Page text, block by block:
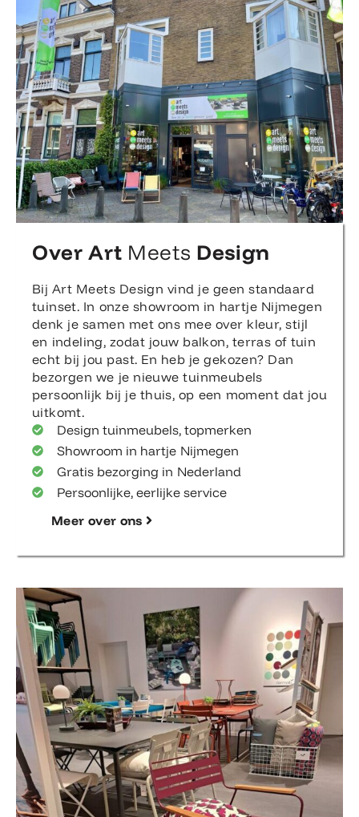
Over Art Meets Design
Bij Art Meets Design vind je geen standaard
tuinset. In onze showroom in hartje Nijmegen
denk je samen met ons mee over kleur, stijl
en indeling, zodat jouw balkon, terras of tuin
echt bij jou past. En heb je gekozen? Dan
bezorgen we je nieuwe tuinmeubels
persoonlijk bij je thuis, op een moment dat jou
uitkomt.
Design tuinmeubels, topmerken
Showroom in hartje Nijmegen
Gratis bezorging in Nederland
Persoonlijke, eerlijke service
Meer over ons